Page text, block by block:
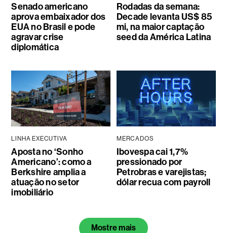
Senado americano
aprova embaixador dos
EUA no Brasil e pode
agravar crise
diplomática
Rodadas da semana:
Decade levanta US$ 85
mi, na maior captação
seed da América Latina
LINHA EXECUTIVA
Aposta no ‘Sonho
Americano’: como a
Berkshire amplia a
atuação no setor
imobiliário
MERCADOS
Ibovespa cai 1,7%
pressionado por
Petrobras e varejistas;
dólar recua com payroll
Mostre mais